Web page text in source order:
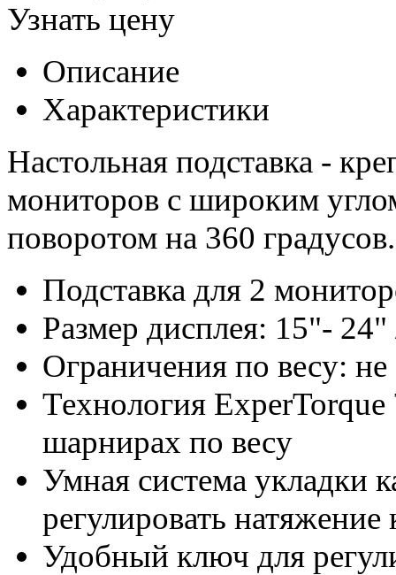
Узнать цену
Описание
Характеристики
Настольная подставка -
мониторов с широким
поворотом на 360 градусов.
Подставка для 2
Размер дисплея: 15"-
Ограничения по весу:
Технология
шарнирах по весу
Умная система укладки
регулировать натяжение
Удобный ключ для